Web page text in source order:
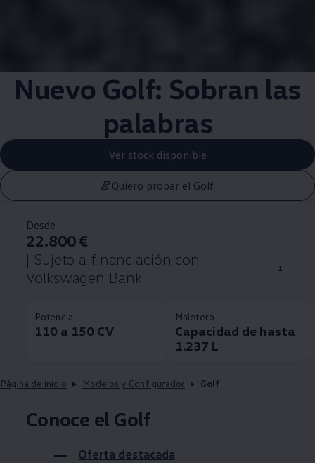
Nuevo Golf: Sobran las
palabras
Ver stock disponible
Quiero probar el Golf
Desde
22.800 €
| Sujeto a financiación con
Volkswagen Bank
1
Potencia
110 a 150 CV
Maletero
Capacidad de hasta
1.237 L
Página de inicio Modelos y Configurador Golf
Conoce el Golf
Oferta destacada